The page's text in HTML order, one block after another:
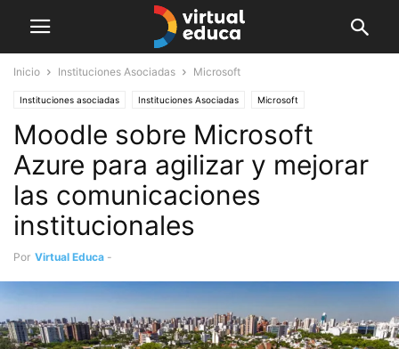
Inicio Instituciones Asociadas Microsoft
Instituciones asociadas Instituciones Asociadas Microsoft
Moodle sobre Microsoft
Azure para agilizar y mejorar
las comunicaciones
institucionales
Por Virtual Educa -